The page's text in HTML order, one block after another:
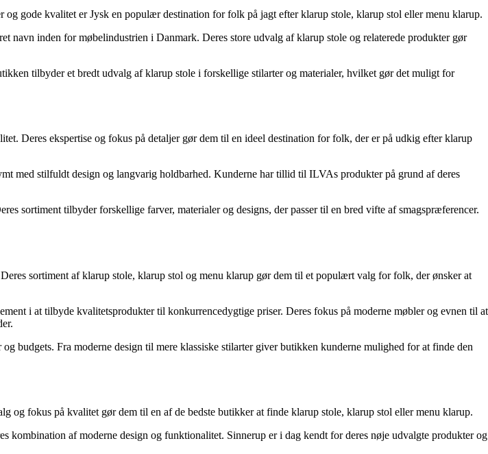
gode kvalitet er Jysk en populær destination for folk på jagt efter klarup stole, klarup stol eller menu klarup.
navn inden for møbelindustrien i Danmark. Deres store udvalg af klarup stole og relaterede produkter gør
tilbyder et bredt udvalg af klarup stole i forskellige stilarter og materialer, hvilket gør det muligt for
Deres ekspertise og fokus på detaljer gør dem til en ideel destination for folk, der er på udkig efter klarup
med stilfuldt design og langvarig holdbarhed. Kunderne har tillid til ILVAs produkter på grund af deres
sortiment tilbyder forskellige farver, materialer og designs, der passer til en bred vifte af smagspræferencer.
sortiment af klarup stole, klarup stol og menu klarup gør dem til et populært valg for folk, der ønsker at
i at tilbyde kvalitetsprodukter til konkurrencedygtige priser. Deres fokus på moderne møbler og evnen til at
budgets. Fra moderne design til mere klassiske stilarter giver butikken kunderne mulighed for at finde den
og fokus på kvalitet gør dem til en af de bedste butikker at finde klarup stole, klarup stol eller menu klarup.
kombination af moderne design og funktionalitet. Sinnerup er i dag kendt for deres nøje udvalgte produkter og